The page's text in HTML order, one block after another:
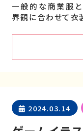
一般的な商業服
界観に合わせて衣
2024.03.14